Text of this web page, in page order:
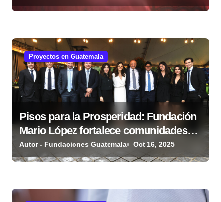
r
a
d
a
Proyectos en Guatemala
Pisos para la Prosperidad: Fundación
Mario López fortalece comunidades
guatemaltecas
Autor - Fundaciones Guatemala Oct 16, 2025